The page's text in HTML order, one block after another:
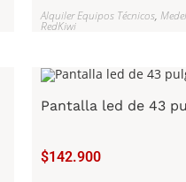
Alquiler Equipos Técnicos,
RedKiwi
Pantalla led de 43
$142.900